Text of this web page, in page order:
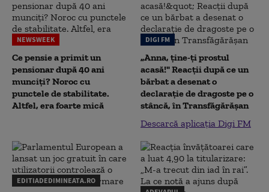
NEWSWEEK
Ce pensie a primit un
pensionar după 40 ani
munciți? Noroc cu
punctele de stabilitate.
Altfel, era foarte mică
DIGI FM
„Anna, ţine-ţi prostul
acasă!" Reacţii după ce un
bărbat a desenat o
declaraţie de dragoste pe o
stâncă, în Transfăgărăşan
Descarcă aplicația Digi FM
EDITIADEDIMINEATA.RO